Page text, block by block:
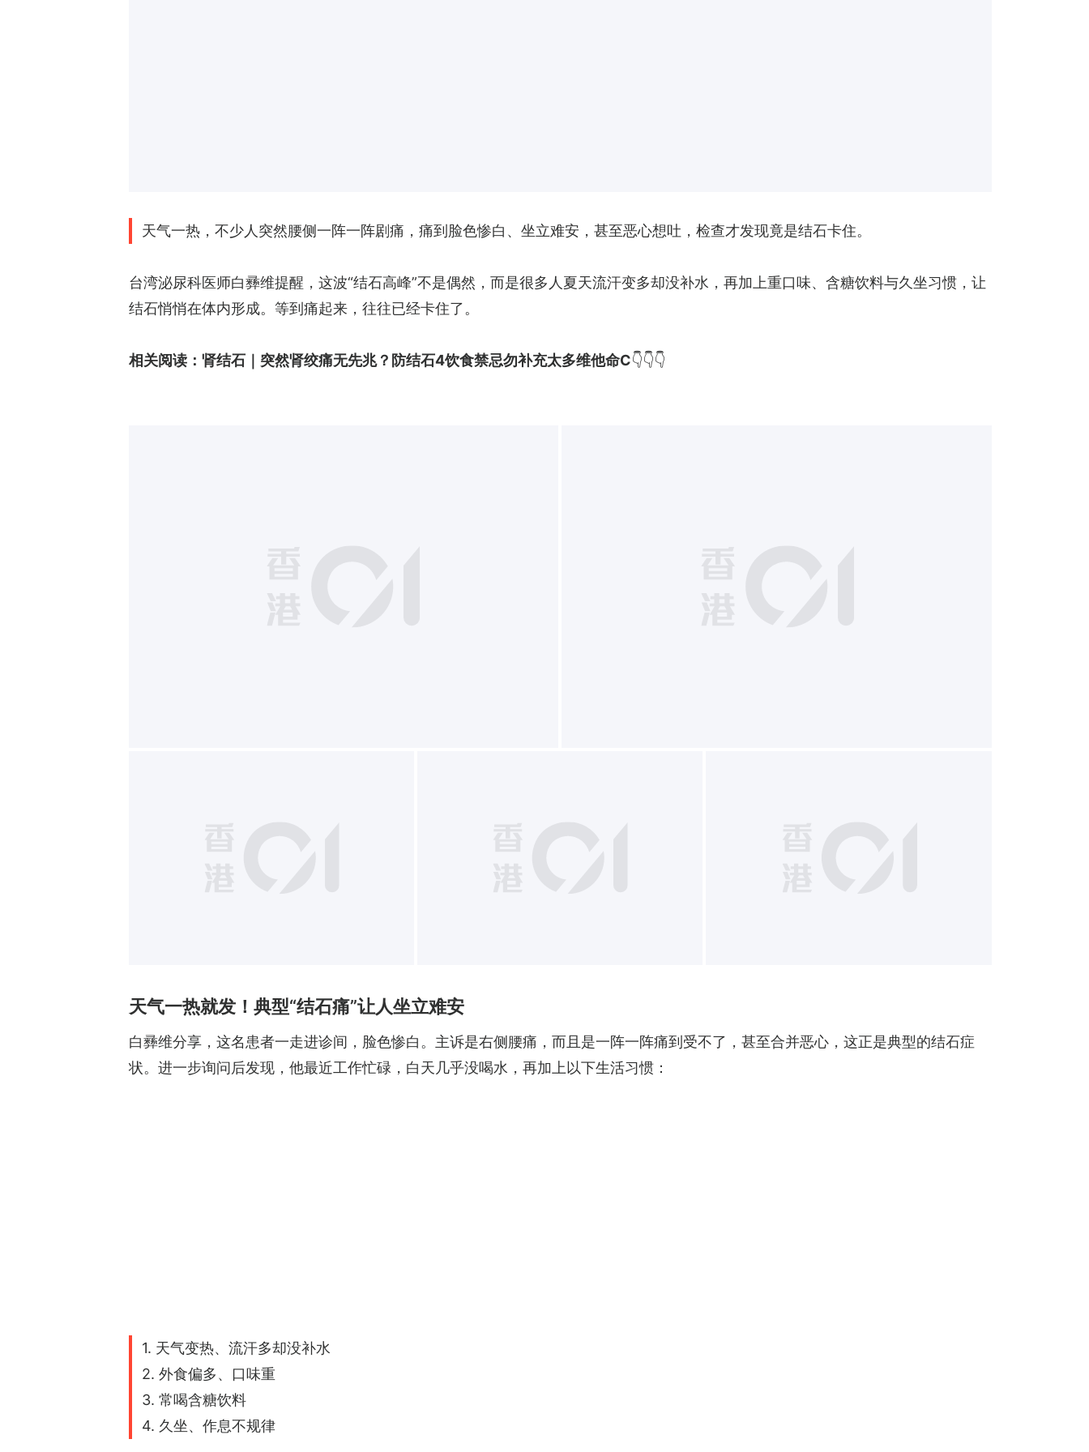
天气一热，不少人突然腰侧一阵一阵剧痛，痛到脸色惨白、坐立难安，甚至恶心想吐，检查才发现竟是结石卡住。
台湾泌尿科医师白彞维提醒，这波“结石高峰”不是偶然，而是很多人夏天流汗变多却没补水，再加上重口味、含糖饮料与久坐习惯，让
结石悄悄在体内形成。等到痛起来，往往已经卡住了。
相关阅读： 肾结石｜突然肾绞痛无先兆？防结石4饮食禁忌勿补充太多维他命C👇👇👇
天气一热就发！典型“结石痛”让人坐立难安
白彞维分享，这名患者一走进诊间，脸色惨白。主诉是右侧腰痛，而且是一阵一阵痛到受不了，甚至合并恶心，这正是典型的结石症
状。进一步询问后发现，他最近工作忙碌，白天几乎没喝水，再加上以下生活习惯：
1. 天气变热、流汗多却没补水
2. 外食偏多、口味重
3. 常喝含糖饮料
4. 久坐、作息不规律